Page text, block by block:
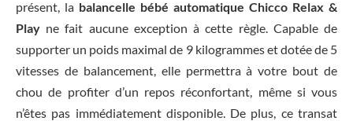
présent, la balancelle bébé automatique Chicco Relax &
Play ne fait aucune exception à cette règle. Capable de
supporter un poids maximal de 9 kilogrammes et dotée de 5
vitesses de balancement, elle permettra à votre bout de
chou de profiter d’un repos réconfortant, même si vous
n’êtes pas immédiatement disponible. De plus, ce transat